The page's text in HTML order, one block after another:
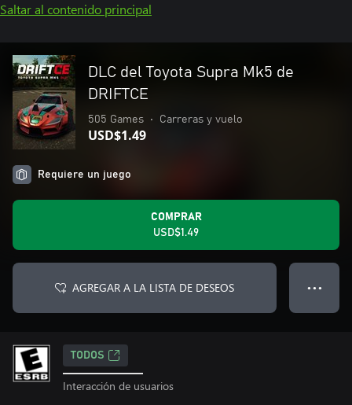
Saltar al contenido principal
DLC del Toyota Supra Mk5 de
DRIFTCE
505 Games • Carreras y vuelo
USD$1.49
Requiere un juego
COMPRAR
USD$1.49
AGREGAR A LA LISTA DE DESEOS ● ● ●
TODOS
Interacción de usuarios